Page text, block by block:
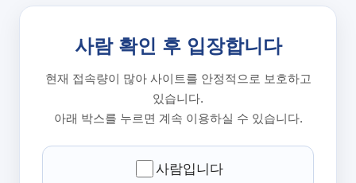
사람 확인 후 입장합니다
현재 접속량이 많아 사이트를 안정적으로 보호하고
있습니다.
아래 박스를 누르면 계속 이용하실 수 있습니다.
사람입니다